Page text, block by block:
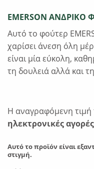
EMERSON
Αυτό το φούτερ
χαρίσει άνεση όλη
είναι μία εύκολη,
τη δουλειά αλλά και
Η αναγραφόμενη τιμή
ηλεκτρονικές αγορές
Αυτό το προϊόν είναι
στιγμή.